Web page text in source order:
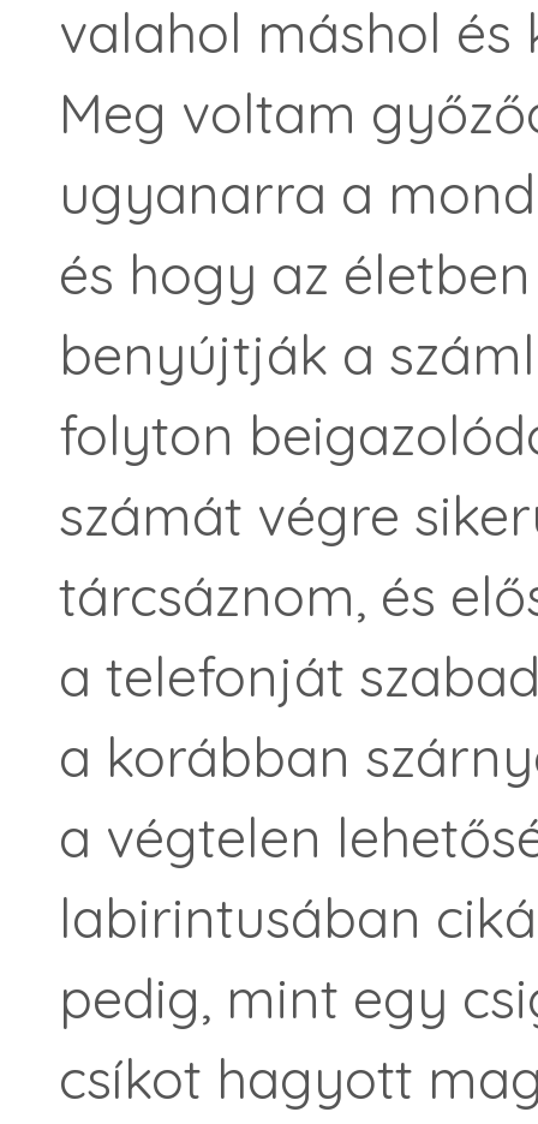
valahol máshol és
Meg voltam
ugyanarra a
és hogy az
benyújtják a
folyton
számát végre
tárcsáznom, és
a telefonját
a korábban
a végtelen
labirintusában
pedig, mint egy
csíkot hagyott